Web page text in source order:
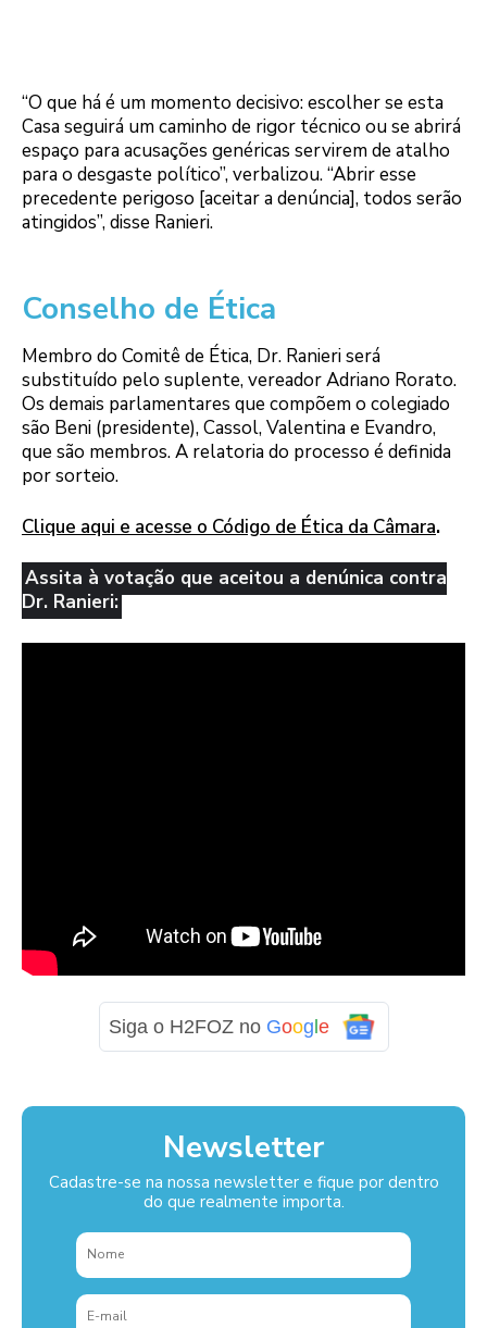
“O que há é um momento decisivo: escolher se esta
Casa seguirá um caminho de rigor técnico ou se abrirá
espaço para acusações genéricas servirem de atalho
para o desgaste político”, verbalizou. “Abrir esse
precedente perigoso [aceitar a denúncia], todos serão
atingidos”, disse Ranieri.
Conselho de Ética
Membro do Comitê de Ética, Dr. Ranieri será
substituído pelo suplente, vereador Adriano Rorato.
Os demais parlamentares que compõem o colegiado
são Beni (presidente), Cassol, Valentina e Evandro,
que são membros. A relatoria do processo é definida
por sorteio.
Clique aqui e acesse o Código de Ética da Câmara.
Assita à votação que aceitou a denúnica contra
Dr. Ranieri:
Siga o H2FOZ no Goog e
Newsletter
Cadastre-se na nossa newsletter e fique por dentro
do que realmente importa.